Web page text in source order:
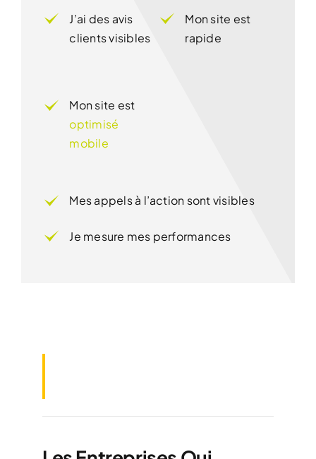
J’ai des avis
clients visibles
Mon site est
rapide
Mon site est
optimisé
mobile
Mes appels à l’action sont visibles
Je mesure mes performances